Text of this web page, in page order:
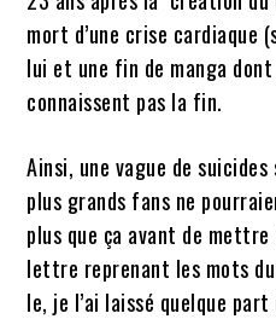
mort d’une crise cardiaque
lui et une fin de manga dont
connaissent pas la fin.
Ainsi, une vague de
plus grands fans ne
plus que ça avant de
lettre reprenant les mots
le, je l’ai laissé quelque part